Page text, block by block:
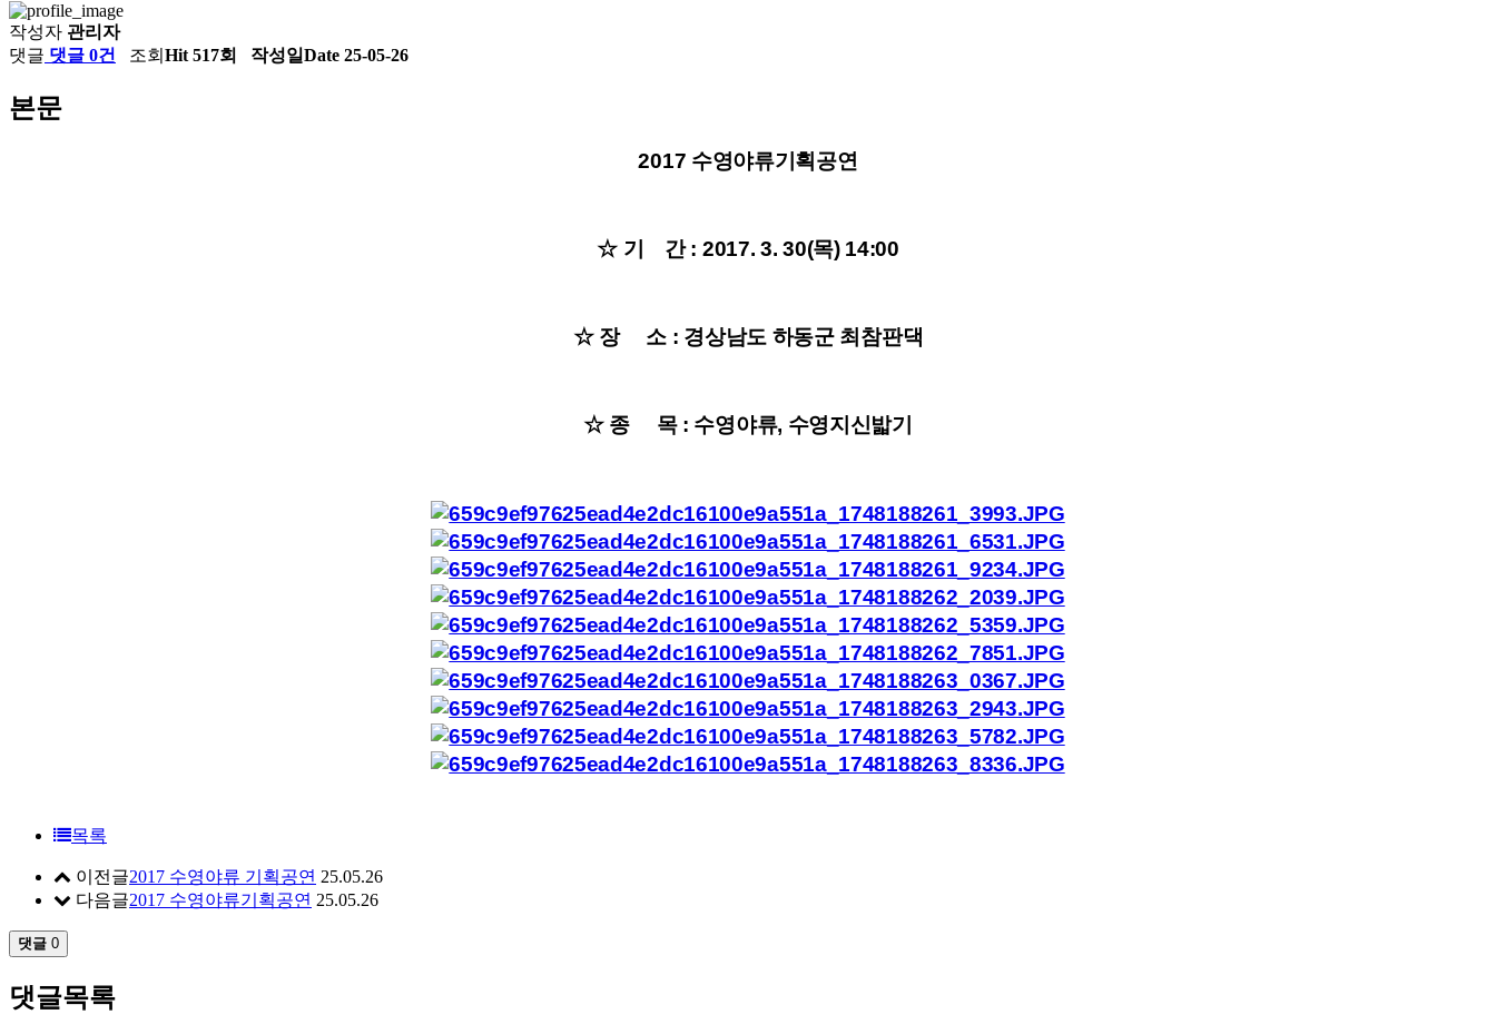
작성자 관리자
댓글 댓글 0건 조회 Hit 517회 작성일Date 25-05-26
본문
2017 수영야류기획공연
☆ 기 간 : 2017. 3. 30(목) 14:00
☆ 장 소 : 경상남도 하동군 최참판댁
☆ 종 목 : 수영야류, 수영지신밟기
목록
이전글2017 수영야류 기획공연 25.05.26
다음글2017 수영야류기획공연 25.05.26
댓글 0
댓글목록